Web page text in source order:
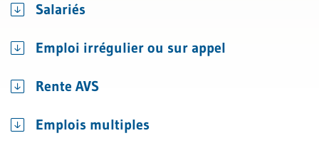
Salariés
Emploi irrégulier ou sur appel
Rente AVS
Emplois multiples